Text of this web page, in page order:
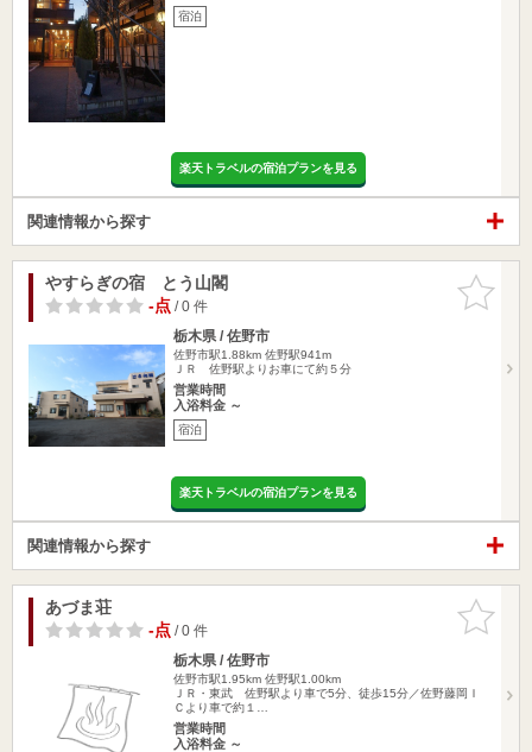
宿泊
楽天トラベルの宿泊プランを見る
関連情報から探す
お気に入
りに追加
やすらぎの宿 とう山閣
-点/ 0 件
栃木県 / 佐野市
佐野市駅1.88km 佐野駅941m
ＪＲ 佐野駅よりお車にて約５分
営業時間
入浴料金 ～
宿泊
楽天トラベルの宿泊プランを見る
関連情報から探す
お気に入
りに追加
あづま荘
-点/ 0 件
栃木県 / 佐野市
佐野市駅1.95km 佐野駅1.00km
ＪＲ・東武 佐野駅より車で5分、徒歩15分／佐野藤岡Ｉ
Ｃより車で約１…
営業時間
入浴料金 ～